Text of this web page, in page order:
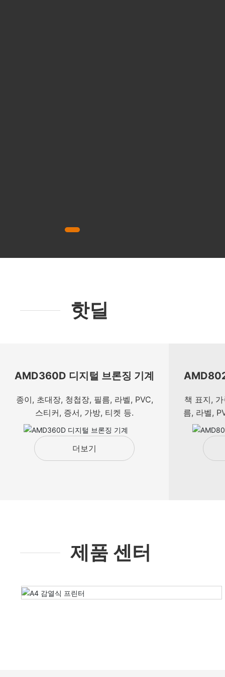
핫딜
AMD360D 디지털 브론징 기계
종이, 초대장, 청첩장, 필름, 라벨, PVC,
스티커, 증서, 가방, 티켓 등.
더보기
책 표지,
름, 라벨,
제품 센터